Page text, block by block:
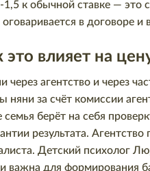
к обычной ставке — это
в договоре и
это влияет на
агентство и через
за счёт комиссии
берёт на себя
результата.
Детский психолог
важна для формирования